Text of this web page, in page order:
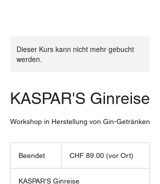
Dieser Kurs kann nicht mehr gebucht
werden.
KASPAR'S Ginreise
Workshop in Herstellung von Gin-Getränken
Beendet
(vorCHF 89.00 (vor Ort)
KASPAR'S Ginreise